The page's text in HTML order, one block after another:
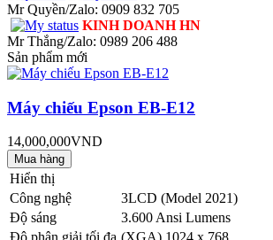
Mr Quyền/Zalo: 0909 832 705
KINH DOANH HN
Mr Thắng/Zalo: 0989 206 488
Sản phẩm mới
Máy chiếu Epson EB-E12
14,000,000VND
Hiển thị
Công nghệ
3LCD (Model 2021)
Độ sáng
3.600 Ansi Lumens